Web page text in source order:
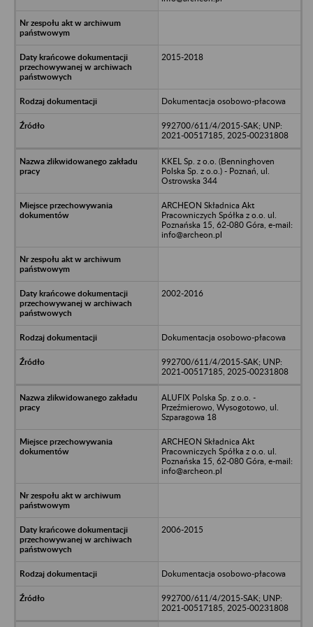
2015-2018
Dokumentacja osobowo-płacowa
992700/611/4/2015-SAK; UNP:
2021-00517185, 2025-00231808
KKEL Sp. z o.o. (Benninghoven
Polska Sp. z o.o.) - Poznań, ul.
Ostrowska 344
ARCHEON Składnica Akt
Pracowniczych Spółka z o.o. ul.
Poznańska 15, 62-080 Góra, e-mail:
info@archeon.pl
2002-2016
Dokumentacja osobowo-płacowa
992700/611/4/2015-SAK; UNP:
2021-00517185, 2025-00231808
ALUFIX Polska Sp. z o.o. -
Przeźmierowo, Wysogotowo, ul.
Szparagowa 18
ARCHEON Składnica Akt
Pracowniczych Spółka z o.o. ul.
Poznańska 15, 62-080 Góra, e-mail:
info@archeon.pl
2006-2015
Dokumentacja osobowo-płacowa
992700/611/4/2015-SAK; UNP:
2021-00517185, 2025-00231808